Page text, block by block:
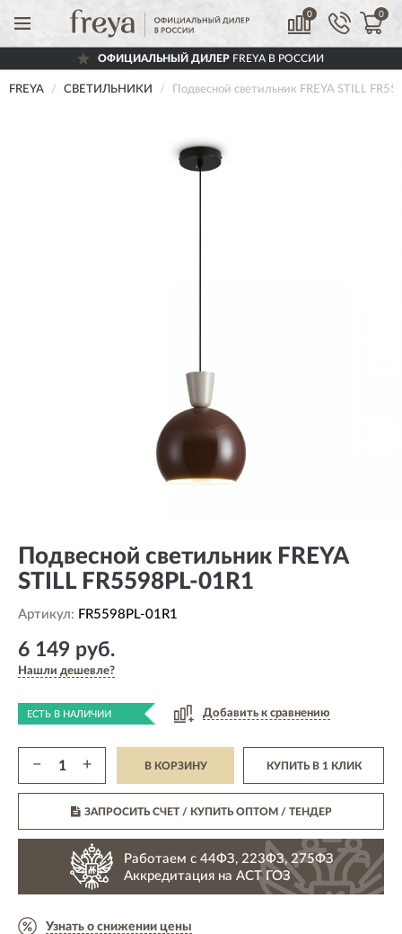
0 0
ОФИЦИАЛЬНЫЙ ДИЛЕРFREYA В РОССИИ
FREYA СВЕТИЛЬНИКИ Подвесной светильник FREYA STILL
Подвесной светильник FREYA
STILL FR5598PL-01R1
Артикул: FR5598PL-01R1
6 149 руб.
Нашли дешевле?
ЕСТЬ В НАЛИЧИИ Добавить к сравнению
− + В КОРЗИНУ КУПИТЬ В 1 КЛИК
ЗАПРОСИТЬ СЧЕТ / КУПИТЬ ОПТОМ/ ТЕНДЕР
Работаем с 44ФЗ, 223ФЗ, 275ФЗ
Аккредитация на АСТ ГОЗ
Узнать о снижении цены